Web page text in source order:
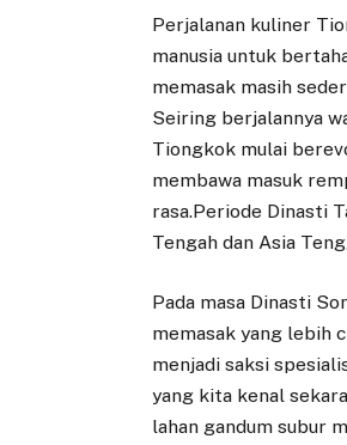
Perjalanan kuliner
manusia untuk
memasak masih
Seiring berjalannya
Tiongkok mulai
membawa masuk
rasa.Periode Dinasti
Tengah dan Asia
Pada masa Dinasti
memasak yang lebih
menjadi saksi
yang kita kenal
lahan gandum subur